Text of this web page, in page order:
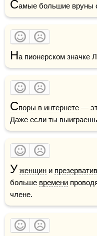
Самые большие вруны
На пионерском значке
Споры в интернете —
Даже если ты
У женщин и
больше времени
члене.